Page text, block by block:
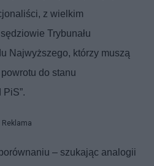
z wielkim
Trybunału
Najwyższego, którzy muszą
do stanu
PiS”.
Reklama
– szukając analogii